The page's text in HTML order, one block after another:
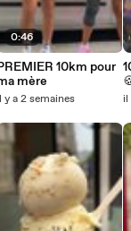
0:46
10km pour
mère
y a 2 semaines il